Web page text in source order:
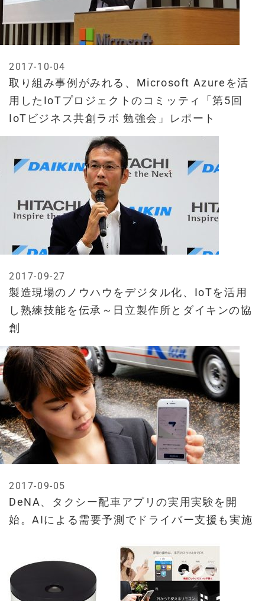
取り組み事例がみれる、Microsoft Azureを活
用したIoTプロジェクトのコミッティ「第5回
IoTビジネス共創ラボ 勉強会」レポート
2017-10-04
製造現場のノウハウをデジタル化、IoTを活用
し熟練技能を伝承～日立製作所とダイキンの協
創
2017-09-27
DeNA、タクシー配車アプリの実用実験を開
始。AIによる需要予測でドライバー支援も実施
2017-09-05